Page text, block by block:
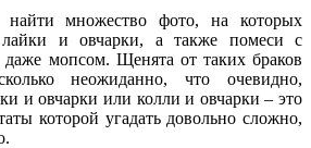
множество фото, на которых
и овчарки, а также помеси с
даже мопсом. Щенята от таких браков
неожиданно, что очевидно,
и овчарки или колли и овчарки – это
которой угадать довольно сложно,